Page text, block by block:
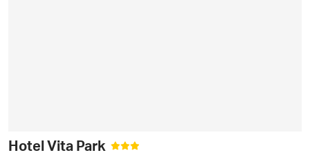
Hotel Vita Park